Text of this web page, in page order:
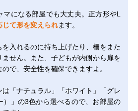
になる部屋でも大丈夫。正方形やL
じて形を変えられます。
を入れるのに持ち上げたり、柵をまた
せん。また、子どもが内側から扉を
で、安全性を確保できますよ。
「ナチュラル」「ホワイト」「グレ
）」の3色から選べるので、お部屋の